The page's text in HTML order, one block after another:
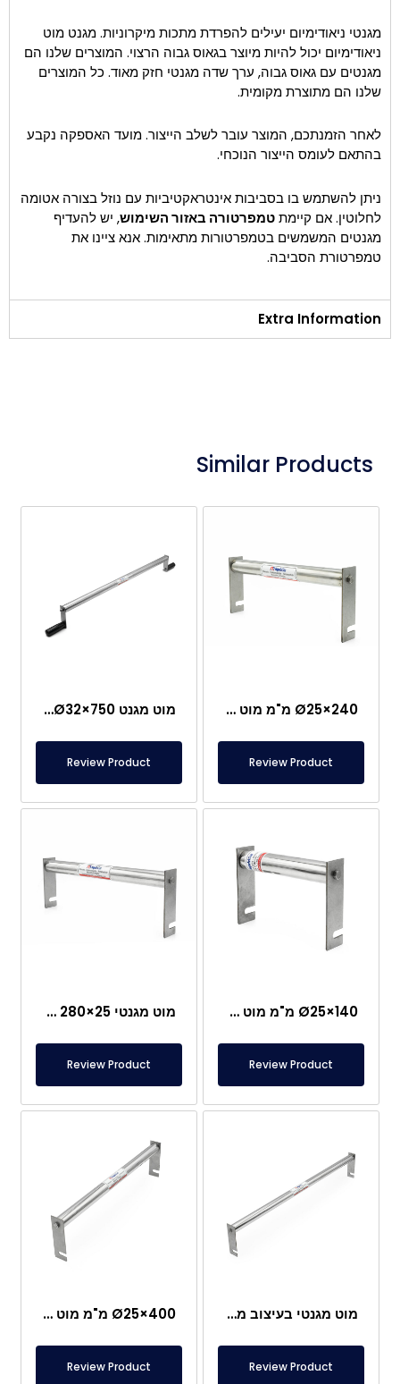
מגנטי ניאודימיום יעילים להפרדת מתכות מיקרוניות. מגנט מוט
ניאודימיום יכול להיות מיוצר בגאוס גבוה הרצוי. המוצרים שלנו הם
מגנטים עם גאוס גבוה, ערך שדה מגנטי חזק מאוד. כל המוצרים
שלנו הם מתוצרת מקומית.
לאחר הזמנתכם, המוצר עובר לשלב הייצור. מועד האספקה נקבע
בהתאם לעומס הייצור הנוכחי.
ניתן להשתמש בו בסביבות אינטראקטיביות עם נוזל בצורה אטומה
לחלוטין. אם קיימתטמפרטורה באזור השימוש, יש להעדיף
מגנטים המשמשים בטמפרטורות מתאימות. אנא ציינו את
טמפרטורת הסביבה.
Extra Information
Similar Products
Ø25×240 מ"מ מוט מגנט עם אוזן – מיוחד למפעל אגוזים – לאזור היציקה
Review Product
מוט מגנט Ø32×750 מ"מ עם אוזן – עיצוב מיוחד
Review Product
Ø25×140 מ"מ מוט מגנט עם אוזן – נירוסטה
Review Product
מוט מגנטי 25×280 מ"מ עם אוזן – נירוסטה
Review Product
מוט מגנטי בעיצוב מיוחד Ø25×620 מ"מ
Review Product
Ø25×400 מ"מ מוט מגנט עם אוזן
Review Product